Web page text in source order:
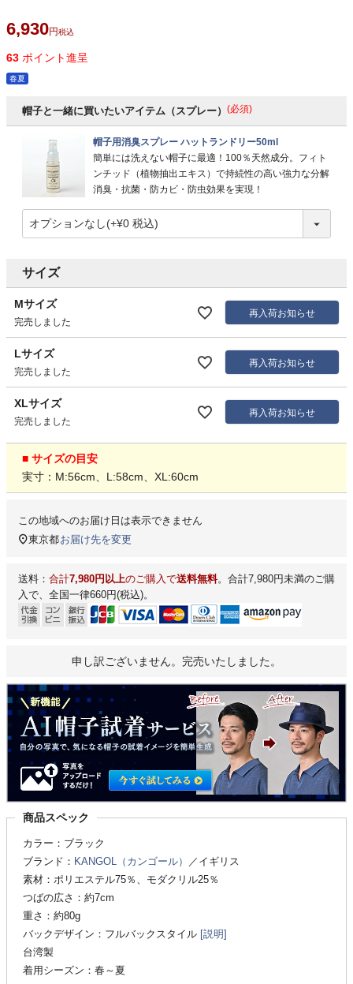
6,930 税込
63 ポイント進呈
春夏
帽子と一緒に買いたいアイテム（スプレー） (必須)
帽子用消臭スプレー ハットランドリー50ml
簡単には洗えない帽子に最適！100％天然成分。フィト
ンチッド（植物抽出エキス）で持続性の高い強力な分解
消臭・抗菌・防カビ・防虫効果を実現！
サイズ
Mサイズ
完売しました
再入荷お知らせ
Lサイズ
完売しました
再入荷お知らせ
XLサイズ
完売しました
再入荷お知らせ
■ サイズの目安
実寸：M:56cm、L:58cm、XL:60cm
この地域へのお届け日は表示できません
東京都お届け先を変更
送料： 合計7,980円以上のご購入で送料無料。合計7,980円未満のご購
入で、全国一律660円(税込)。
申し訳ございません。完売いたしました。
商品スペック
カラー：ブラック
ブランド： KANGOL（カンゴール）
／イギリス
素材：ポリエステル75％、モダクリル25％
つばの広さ：約7cm
重さ：約80g
バックデザイン：フルバックスタイル [説明]
台湾製
着用シーズン：春～夏